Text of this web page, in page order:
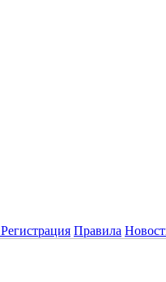
Регистрация Правила